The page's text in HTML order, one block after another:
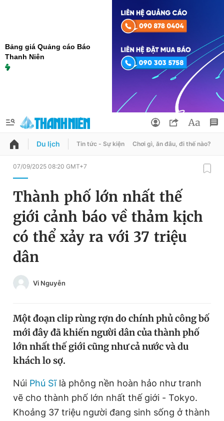
Bảng giá Quảng cáo Báo
Thanh Niên
QUẢNG CÁO
Chuyên mục
Chuyên mục khác
Chào ngày mới
Tin thị trường
Video Magazine
Sản phẩm khác
Tiện ích Bạn cần biết
Thông tin tòa soạn Liên hệ quảng cáo
Đổi mật khẩu
Tin đã lưu
Du lịch Tin tức - Sự kiện Chơi gì, ăn đâu, đi thế nào?
07/09/2025 08:20 GMT+7
Thành phố lớn nhất thế
giới cảnh báo về thảm kịch
có thể xảy ra với 37 triệu
dân
Vi Nguyễn
Một đoạn clip rùng rợn do chính phủ công bố
mới đây đã khiến người dân của thành phố
lớn nhất thế giới cũng như cả nước và du
khách lo sợ.
Núi Phú Sĩlà phông nền hoàn hảo như tranh
vẽ cho thành phố lớn nhất thế giới - Tokyo.
Khoảng 37 triệu người đang sinh sống ở thành